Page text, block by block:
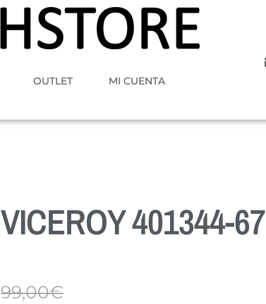
OUTLET MI CUENTA
VICEROY 401344-67
99,00€